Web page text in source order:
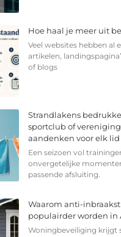
Hoe haal je meer uit
Veel websites hebben al
artikelen,
of blogs
Strandlakens
sportclub of
aandenken voor elk lid
Een seizoen vol
onvergetelijke
passende afsluiting.
Waarom anti-
populairder worden in
Woningbeveiliging krijgt